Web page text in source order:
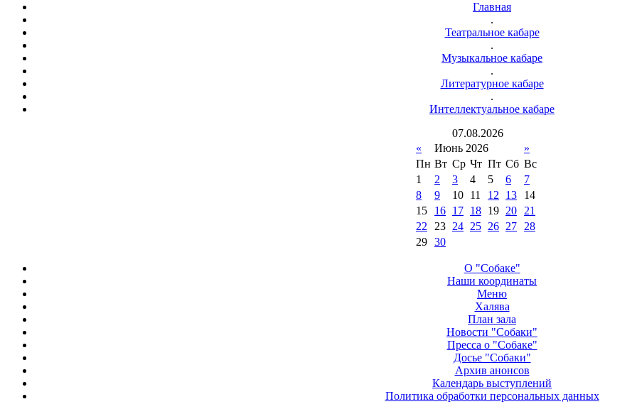
Главная
.
Театральное кабаре
.
Музыкальное кабаре
.
Литературное кабаре
.
Интеллектуальное кабаре
07.08.2026
«
Июнь 2026
»
Пн Вт Ср Чт Пт Сб Вс
1
2 3 4 5 6
7
8
9 10 11 12 13
14
15
16 17 18 19 20
21
22
23 24 25 26 27
28
29 30
О "Собаке"
Наши координаты
Меню
Халява
План зала
Новости "Собаки"
Пресса о "Собаке"
Досье "Собаки"
Архив анонсов
Календарь выступлений
Политика обработки персональных данных